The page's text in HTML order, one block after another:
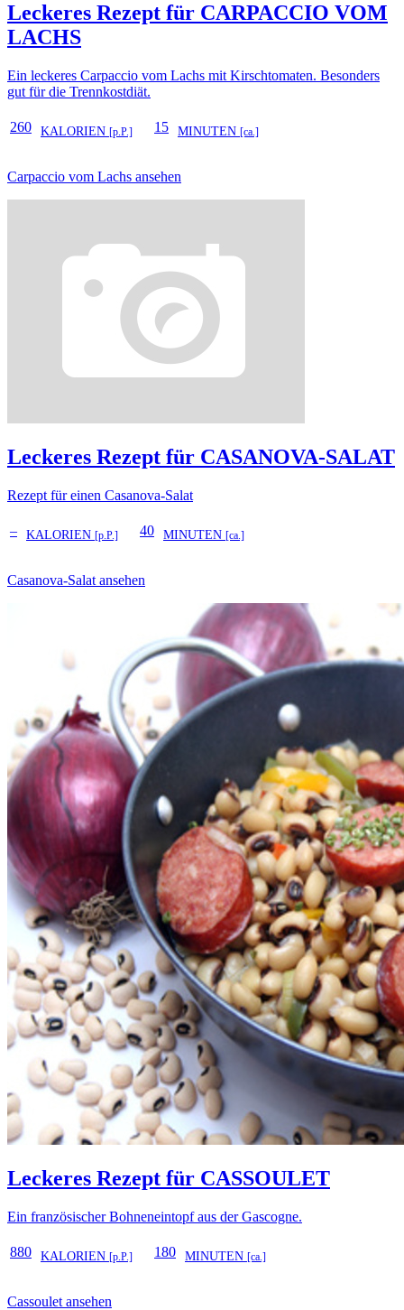
Leckeres Rezept für CARPACCIO VOM
LACHS
Ein leckeres Carpaccio vom Lachs mit Kirschtomaten. Besonders
gut für die Trennkostdiät.
260 KALORIEN [p.P.] 15 MINUTEN [ca.]
Carpaccio vom Lachs ansehen
Leckeres Rezept für CASANOVA-SALAT
Rezept für einen Casanova-Salat
– KALORIEN [p.P.] 40 MINUTEN [ca.]
Casanova-Salat ansehen
Leckeres Rezept für CASSOULET
Ein französischer Bohneneintopf aus der Gascogne.
880 KALORIEN [p.P.] 180 MINUTEN [ca.]
Cassoulet ansehen